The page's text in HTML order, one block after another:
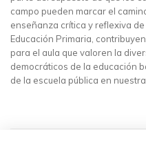
campo pueden marcar el
enseñanza crítica y reflexiva
Educación Primaria,
para el aula que valoren la
democráticos de la educación
de la escuela pública en